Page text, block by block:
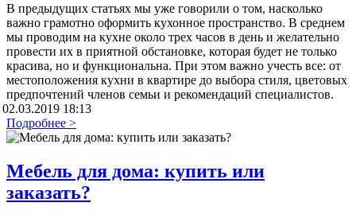
В предыдущих статьях мы уже говорили о том, насколько
важно грамотно оформить кухонное пространство. В среднем
мы проводим на кухне около трех часов в день и желательно
провести их в приятной обстановке, которая будет не только
красива, но и функциональна. При этом важно учесть все: от
местоположения кухни в квартире до выбора стиля, цветовых
предпочтений членов семьи и рекомендаций специалистов.
02.03.2019 18:13
Подробнее >
Мебель для дома: купить или
заказать?